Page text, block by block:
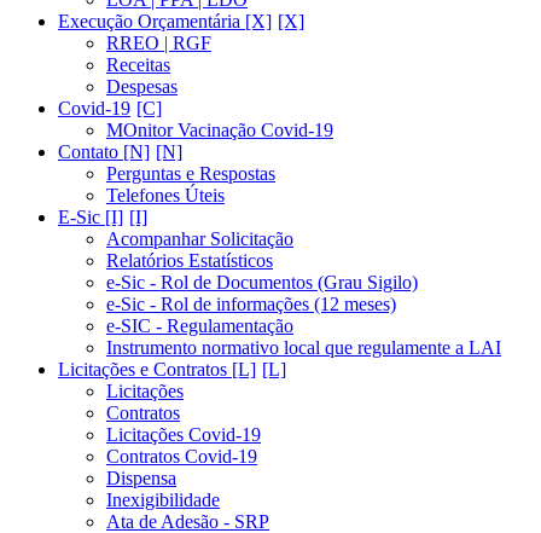
Execução Orçamentária [X]
RREO | RGF
Receitas
Despesas
Covid-19
MOnitor Vacinação Covid-19
Contato [N]
Perguntas e Respostas
Telefones Úteis
E-Sic [I]
Acompanhar Solicitação
Relatórios Estatísticos
e-Sic - Rol de Documentos (Grau Sigilo)
e-Sic - Rol de informações (12 meses)
e-SIC - Regulamentação
Instrumento normativo local que regulamente a LAI
Licitações e Contratos [L]
Licitações
Contratos
Licitações Covid-19
Contratos Covid-19
Dispensa
Inexigibilidade
Ata de Adesão - SRP